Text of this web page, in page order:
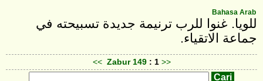
Bahasa Arab
للويا. غنوا للرب ترنيمة جديدة تسبيحته في
جماعة الاتقياء‎.
<< Zabur 149 : 1 >>